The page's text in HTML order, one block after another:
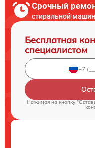
Срочный
стиральной
Бесплатная
специалистом
Нажимая на кнопку